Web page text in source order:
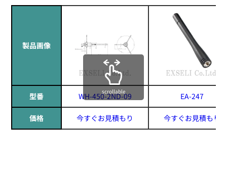
製品画像
型番 WH-450-2ND-09 EA-247
価格 今すぐお見積もり 今すぐお見積もり
scrollable